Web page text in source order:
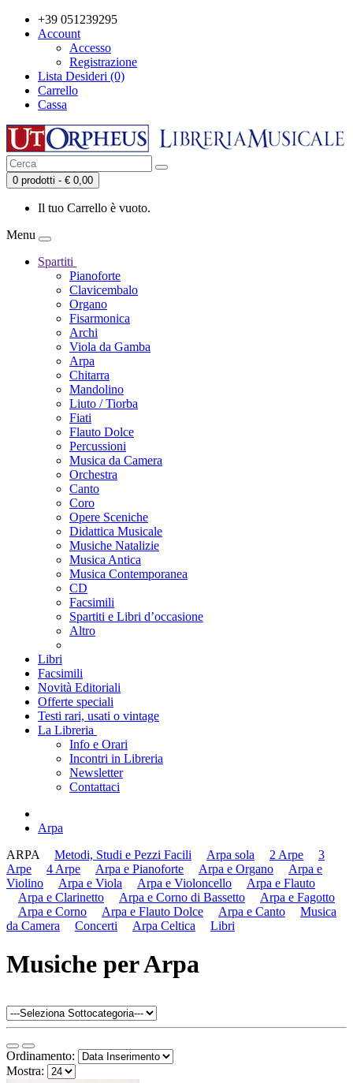
+39 051239295
Account
Accesso
Registrazione
Lista Desideri (0)
Carrello
Cassa
0 prodotti - € 0,00
Il tuo Carrello è vuoto.
Menu
Spartiti
Pianoforte
Clavicembalo
Organo
Fisarmonica
Archi
Viola da Gamba
Arpa
Chitarra
Mandolino
Liuto / Tiorba
Fiati
Flauto Dolce
Percussioni
Musica da Camera
Orchestra
Canto
Coro
Opere Sceniche
Didattica Musicale
Musiche Natalizie
Musica Antica
Musica Contemporanea
CD
Facsimili
Spartiti e Libri d’occasione
Altro
Libri
Facsimili
Novità Editoriali
Offerte speciali
Testi rari, usati o vintage
La Libreria
Info e Orari
Incontri in Libreria
Newsletter
Contattaci
Arpa
ARPA
Metodi, Studi e Pezzi Facili Arpa sola 2 Arpe
3
Arpe
4 Arpe Arpa e Pianoforte Arpa e Organo
Arpa e
Violino
Arpa e Viola Arpa e Violoncello
Arpa e Flauto
Arpa e Clarinetto
Arpa e Corno di Bassetto
Arpa e Fagotto
Arpa e Corno
Arpa e Flauto Dolce Arpa e Canto
Musica
da Camera
Concerti Arpa Celtica Libri
Musiche per Arpa
Ordinamento:
Mostra: